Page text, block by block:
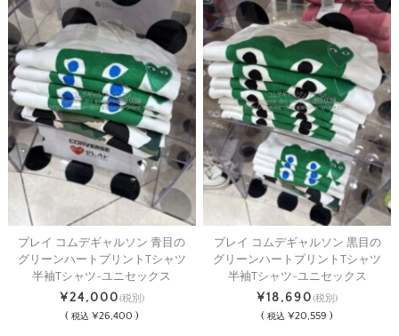
プレイ コムデギャルソン 青目の
グリーンハートプリントTシャツ
半袖Tシャツ-ユニセックス
¥24,000(税別)
( 税込 ¥26,400 )
プレイ コムデギャルソン 黒目の
グリーンハートプリントTシャツ
半袖Tシャツ-ユニセックス
¥18,690(税別)
(税込 ¥20,559 )